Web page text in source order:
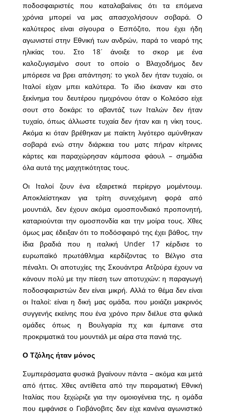
ποδοσφαιριστές που καταλαβαίνεις ότι τα επόμενα
χρόνια μπορεί να μας απασχολήσουν σοβαρά. Ο
καλύτερος είναι σίγουρα ο Εσπόζιτο, που έχει ήδη
αγωνιστεί στην Εθνική των ανδρών, παρά το νεαρό της
ηλικίας του. Στο 18΄ άνοιξε το σκορ με ένα
καλοζυγισμένο σουτ το οποίο ο Βλαχοδήμος δεν
μπόρεσε να βρει απάντηση: το γκολ δεν ήταν τυχαίο, οι
Ιταλοί είχαν μπει καλύτερα. Το ίδιο έκαναν και στο
ξεκίνημα του δευτέρου ημιχρόνου όταν ο Κολεόσο είχε
σουτ στο δοκάρι: το αβαντάζ των Ιταλών δεν ήταν
τυχαίο, όπως άλλωστε τυχαία δεν ήταν και η νίκη τους.
Ακόμα κι όταν βρέθηκαν με παίκτη λιγότερο αμύνθηκαν
σοβαρά ενώ στην διάρκεια του ματς πήραν κίτρινες
κάρτες και παραχώρησαν κάμποσα φάουλ – σημάδια
όλα αυτά της μαχητικότητας τους.
Οι Ιταλοί ζουν ένα εξαιρετικά περίεργο μομέντουμ.
Αποκλείστηκαν για τρίτη συνεχόμενη φορά από
μουντιάλ, δεν έχουν ακόμα ομοσπονδιακό προπονητή,
καταριούνται την ομοσπονδία και την μοίρα τους. Χθες
όμως μας έδειξαν ότι το ποδόσφαιρό της έχει βάθος, την
ίδια βραδιά που η ιταλική Under 17 κέρδισε το
ευρωπαϊκό πρωτάθλημα κερδίζοντας το Βέλγιο στα
πέναλτι. Οι αποτυχίες της Σκουάντρα Ατζούρα έχουν να
κάνουν πολύ με την πίεση των αποτυχιών: η παραγωγή
ποδοσφαιριστών δεν είναι μικρή. Αλλά το θέμα δεν είναι
οι Ιταλοί: είναι η δική μας ομάδα, που μοιάζει μακρινός
συγγενής εκείνης που ένα χρόνο πριν διέλυε στα φιλικά
ομάδες όπως η Βουλγαρία πχ και έμπαινε στα
προκριματικά του μουντιάλ με αέρα στα πανιά της.
Ο Τζόλης ήταν μόνος
Συμπεράσματα φυσικά βγαίνουν πάντα – ακόμα και μετά
από ήττες. Χθες αντίθετα από την πειραματική Εθνική
Ιταλίας που ξεχώριζε για την ομοιογένεια της, η ομάδα
που εμφάνισε ο Γιοβάνοβιτς δεν είχε κανένα αγωνιστικό